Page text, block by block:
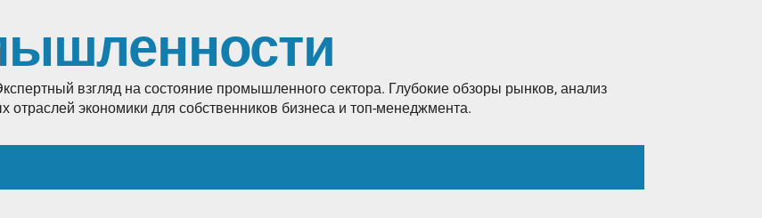
взгляд на состояние промышленного сектора. Глубокие обзоры рынков, анализ
отраслей экономики для собственников бизнеса и топ-менеджмента.